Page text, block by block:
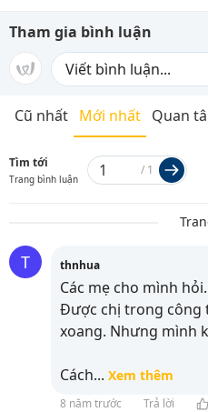
Tham gia bình luận
Cũ nhất Mới nhất Quan
Tìm tới
Trang bình luận
/ 1
T thnhua
Các mẹ cho mình
Được chị trong công
xoang. Nhưng mình
Cách... Xem thêm
8 năm trước Trả lời